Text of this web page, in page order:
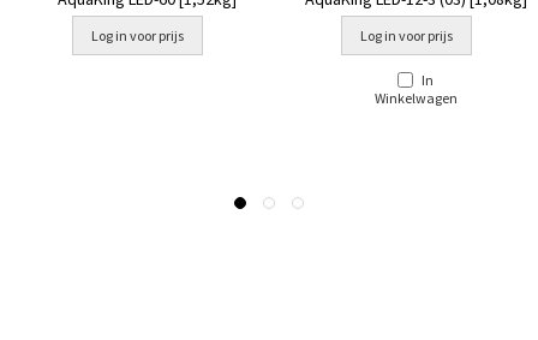
Log in voor prijs Log in voor prijs
In
Winkelwagen